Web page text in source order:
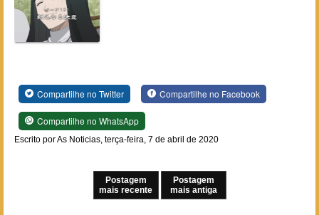
Compartilhe no Twitter Compartilhe no Facebook
Compartilhe no WhatsApp
Escrito por As Noticias, terça-feira, 7 de abril de 2020
Postagem
mais recente
Postagem
mais antiga